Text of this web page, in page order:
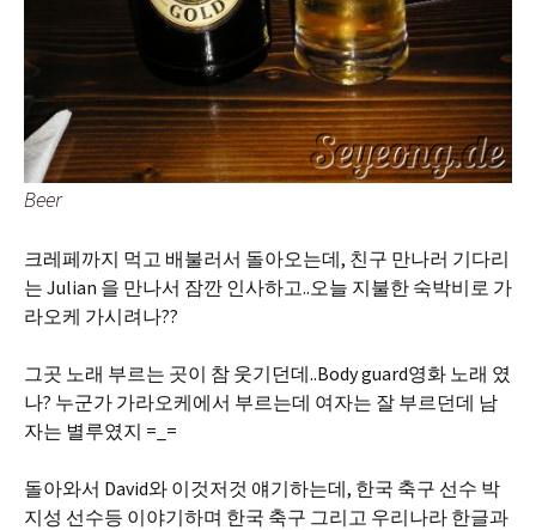
Beer
크레페까지 먹고 배불러서 돌아오는데, 친구 만나러 기다리
는 Julian 을 만나서 잠깐 인사하고..오늘 지불한 숙박비로 가
라오케 가시려나??
그곳 노래 부르는 곳이 참 웃기던데..Body guard영화 노래 였
나? 누군가 가라오케에서 부르는데 여자는 잘 부르던데 남
자는 별루였지 =_=
돌아와서 David와 이것저것 얘기하는데, 한국 축구 선수 박
지성 선수등 이야기하며 한국 축구 그리고 우리나라 한글과